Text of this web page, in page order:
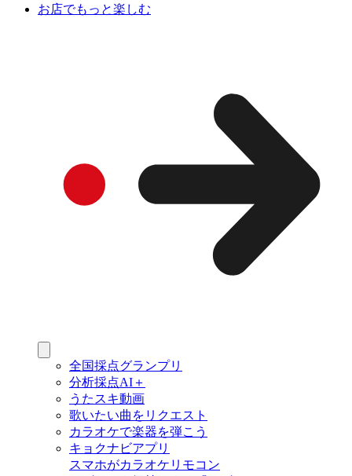
お店でもっと楽しむ
全国採点グランプリ
分析採点AI＋
うたスキ動画
歌いたい曲をリクエスト
カラオケで楽器を弾こう
キョクナビアプリ
スマホがカラオケリモコン